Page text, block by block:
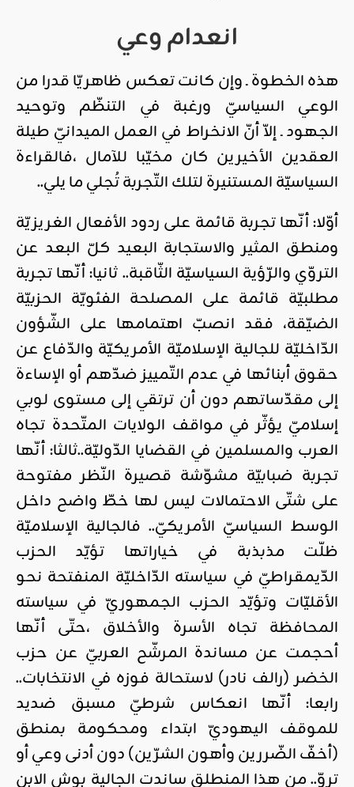
انعدام وعي
هذه الخطوة ـ وإن كانت تعكس ظاهريّا قدرا من
الوعي السياسيّ ورغبة في التنظّم وتوحيد
الجهود ـ إلاّ أنّ الانخراط في العمل الميدانيّ طيلة
العقدين الأخيرين كان مخيّبا للآمال ،فالقراءة
السياسيّة المستنيرة لتلك التّجربة تُجلي ما يلي..
أوّلا: أنّها تجربة قائمة على ردود الأفعال الغريزيّة
ومنطق المثير والاستجابة البعيد كلّ البعد عن
التروّي والرّؤية السياسيّة الثّاقبة.. ثانيا: أنّها تجربة
مطلبيّة قائمة على المصلحة الفئويّة الحزبيّة
الضيّقة، فقد انصبّ اهتمامها على الشّؤون
الدّاخليّة للجالية الإسلاميّة الأمريكيّة والدّفاع عن
حقوق أبنائها في عدم التّمييز ضدّهم أو الإساءة
إلى مقدّساتهم دون أن ترتقي إلى مستوى لوبي
إسلاميّ يؤثّر في مواقف الولايات المتّحدة تجاه
العرب والمسلمين في القضايا الدّوليّة..ثالثا: أنّها
تجربة ضبابيّة مشوّشة قصيرة النّظر مفتوحة
على شتّى الاحتمالات ليس لها خطّ واضح داخل
الوسط السياسيّ الأمريكيّ.. فالجالية الإسلاميّة
ظلّت مذبذبة في خياراتها تؤيّد الحزب
الدّيمقراطيّ في سياسته الدّاخليّة المنفتحة نحو
الأقليّات وتؤيّد الحزب الجمهوريّ في سياسته
المحافظة تجاه الأسرة والأخلاق ،حتّى أنّها
أحجمت عن مساندة المرشّح العربيّ عن حزب
الخضر (رالف نادر) لاستحالة فوزه في الانتخابات..
رابعا: أنّها انعكاس شرطيّ مسبق ضديد
للموقف اليهوديّ ابتداء ومحكومة بمنطق
(أخفّ الضّررين وأهون الشرّين) دون أدنى وعي أو
تروّ.. من هذا المنطلق ساندت الجالية بوش الابن